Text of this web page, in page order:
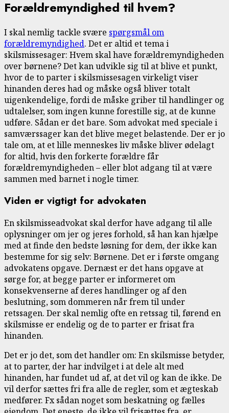
Forældremyndighed til hvem?
I skal nemlig tackle svære spørgsmål om
forældremyndighed. Det er altid et tema i
skilsmissesager: Hvem skal have forældremyndigheden
over børnene? Det kan udvikle sig til at blive et punkt,
hvor de to parter i skilsmissesagen virkeligt viser
hinanden deres had og måske også bliver totalt
uigenkendelige, fordi de måske griber til handlinger og
udtalelser, som ingen kunne forestille sig, at de kunne
udføre. Sådan er det bare. Som advokat med speciale i
samværssager kan det blive meget belastende. Der er jo
tale om, at et lille menneskes liv måske bliver ødelagt
for altid, hvis den forkerte forældre får
forældremyndigheden – eller blot adgang til at være
sammen med barnet i nogle timer.
Viden er vigtigt for advokaten
En skilsmisseadvokat skal derfor have adgang til alle
oplysninger om jer og jeres forhold, så han kan hjælpe
med at finde den bedste løsning for dem, der ikke kan
bestemme for sig selv: Børnene. Det er i første omgang
advokatens opgave. Dernæst er det hans opgave at
sørge for, at begge parter er informeret om
konsekvenserne af deres handlinger og af den
beslutning, som dommeren når frem til under
retssagen. Der skal nemlig ofte en retssag til, førend en
skilsmisse er endelig og de to parter er frisat fra
hinanden.
Det er jo det, som det handler om: En skilsmisse betyder,
at to parter, der har indvilget i at dele alt med
hinanden, har fundet ud af, at det vil og kan de ikke. De
vil derfor sættes fri fra alle de regler, som et ægteskab
medfører. Fx sådan noget som beskatning og fælles